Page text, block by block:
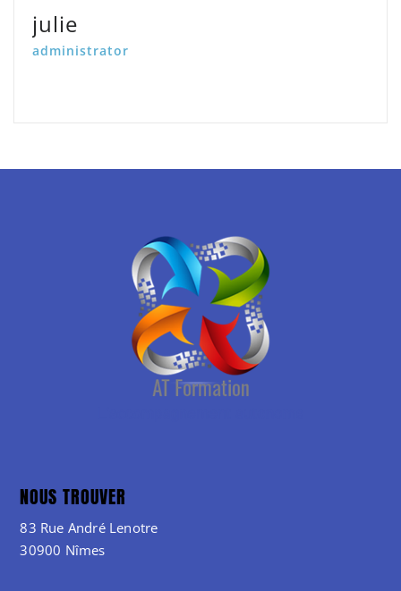
julie
administrator
NOUS TROUVER
83 Rue André Lenotre
30900 Nîmes